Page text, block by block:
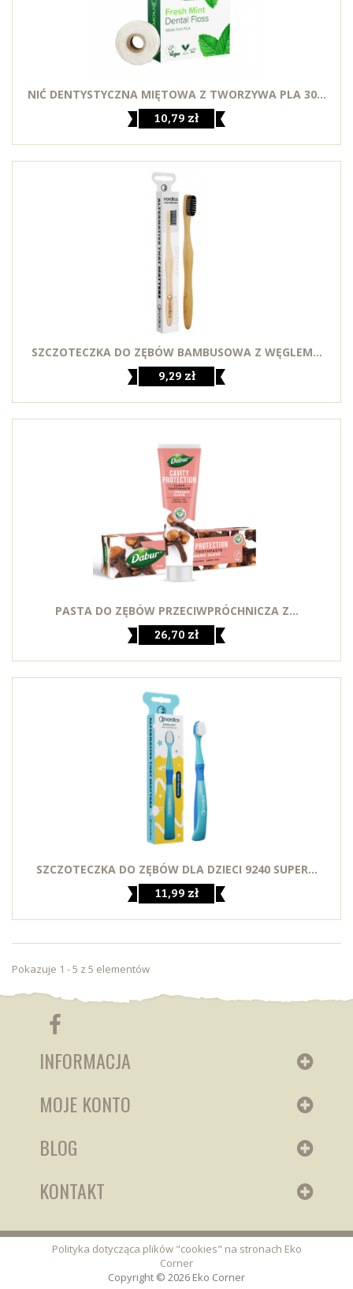
NIĆ DENTYSTYCZNA MIĘTOWA Z TWORZYWA PLA 30...
10,79 zł
SZCZOTECZKA DO ZĘBÓW BAMBUSOWA Z WĘGLEM...
9,29 zł
PASTA DO ZĘBÓW PRZECIWPRÓCHNICZA Z...
26,70 zł
SZCZOTECZKA DO ZĘBÓW DLA DZIECI 9240 SUPER...
11,99 zł
Pokazuje 1 - 5 z 5 elementów
INFORMACJA
Polityka dotycząca plików "cookies" na stronach Eko
Corner
Copyright © 2026 Eko Corner
MOJE KONTO
BLOG
KONTAKT